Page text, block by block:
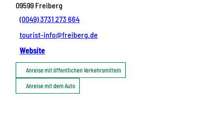
09599 Freiberg
(0049) 3731 273 664
tourist-info@freiberg.de
Website
Anreise mit öffentlichen Verkehrsmitteln
Anreise mit dem Auto